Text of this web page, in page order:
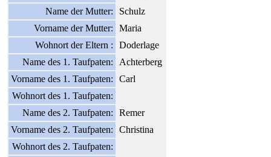
Name der Mutter:
Schulz
Vorname der Mutter:
Maria
Wohnort der Eltern :
Doderlage
Name des 1. Taufpaten:
Achterberg
Vorname des 1. Taufpaten:
Carl
Wohnort des 1. Taufpaten:
Name des 2. Taufpaten:
Remer
Vorname des 2. Taufpaten:
Christina
Wohnort des 2. Taufpaten: